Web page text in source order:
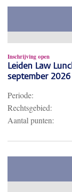
Inschrijving open
Leiden Law
september 2026
Periode:
Rechtsgebied:
Aantal punten: